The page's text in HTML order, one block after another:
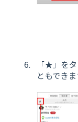
「★」を
ともできま